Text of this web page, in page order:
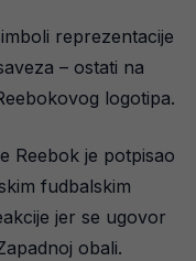
reprezentacije
– ostati na
logotipa.
Reebok je potpisao
fudbalskim
jer se ugovor
obali.